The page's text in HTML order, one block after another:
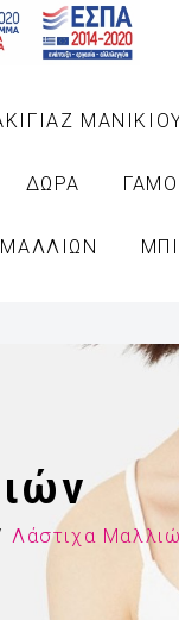
ΔΩΡΑ
ΜΑΛΛΙΩΝ
Λάστιχα